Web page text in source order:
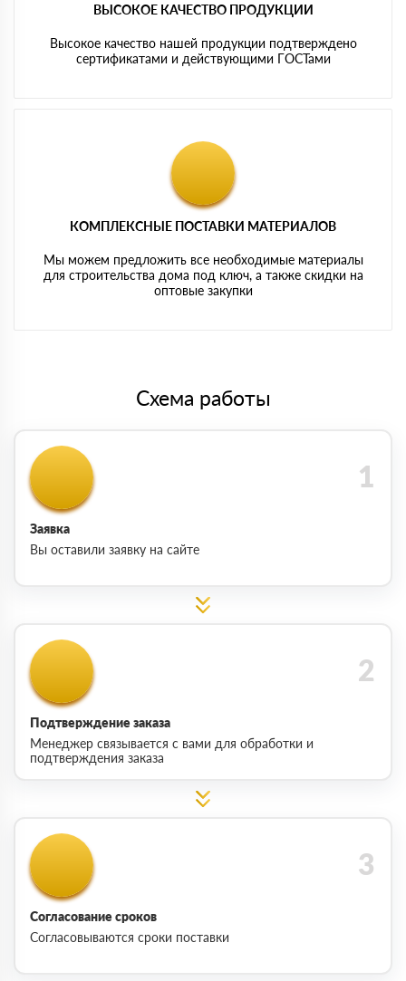
ВЫСОКОЕ КАЧЕСТВО ПРОДУКЦИИ
Высокое качество нашей продукции подтверждено
сертификатами и действующими ГОСТами
КОМПЛЕКСНЫЕ ПОСТАВКИ МАТЕРИАЛОВ
Мы можем предложить все необходимые материалы
для строительства дома под ключ, а также скидки на
оптовые закупки
Схема работы
Заявка
Вы оставили заявку на сайте
Подтверждение заказа
Менеджер связывается с вами для обработки и
подтверждения заказа
Согласование сроков
Согласовываются сроки поставки